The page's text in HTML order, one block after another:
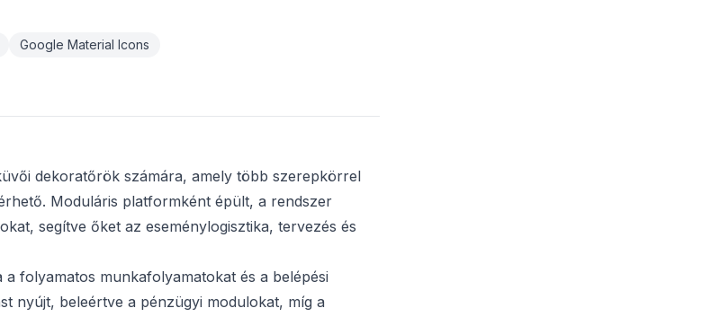
Google Material Icons
dekoratőrök számára, amely több szerepkörrel
Moduláris platformként épült, a rendszer
segítve őket az eseménylogisztika, tervezés és
folyamatos munkafolyamatokat és a belépési
nyújt, beleértve a pénzügyi modulokat, míg a